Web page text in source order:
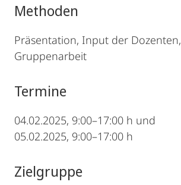
Methoden
Präsentation, Input der Dozenten,
Gruppenarbeit
Termine
04.02.2025, 9:00–17:00 h und
05.02.2025, 9:00–17:00 h
Zielgruppe